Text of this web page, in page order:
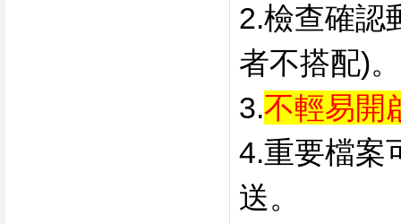
2.檢查確認
者不搭配)。
3.不輕易開
4.重要檔案
送。